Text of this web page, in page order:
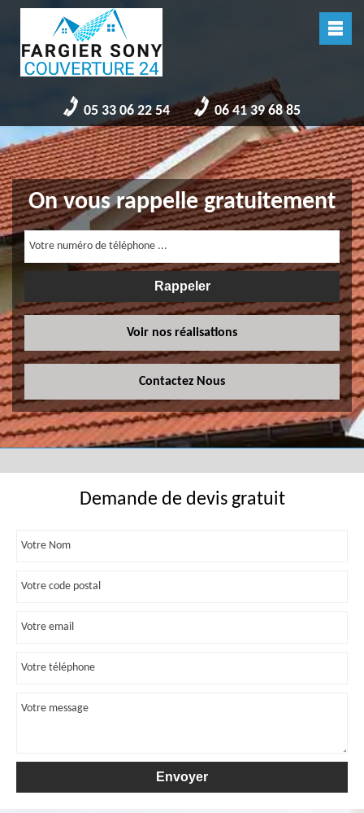
05 33 06 22 54 06 41 39 68 85
On vous rappelle gratuitement
Voir nos réalisations
Contactez Nous
Demande de devis gratuit